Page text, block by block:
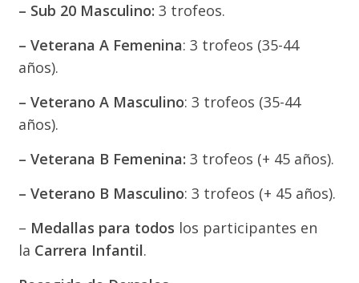
– Sub 20 Masculino:3 trofeos.
– Veterana A Femenina: 3 trofeos (35-44
años).
– Veterano A Masculino: 3 trofeos (35-44
años).
– Veterana B Femenina:3 trofeos (+ 45 años).
– Veterano B Masculino: 3 trofeos (+ 45 años).
– Medallas para todos los participantes en
la Carrera Infantil.